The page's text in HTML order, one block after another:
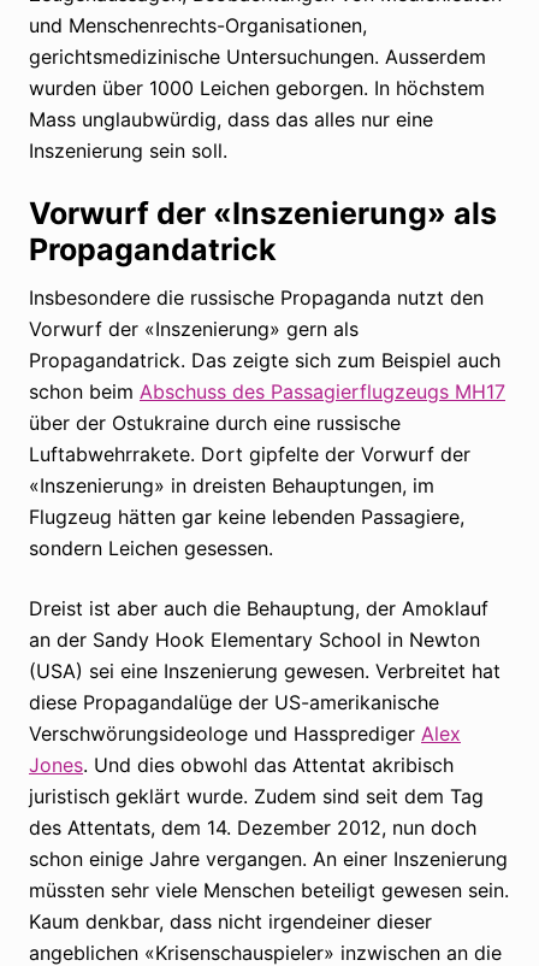
und Menschenrechts-Organisationen,
gerichtsmedizinische Untersuchungen. Ausserdem
wurden über 1000 Leichen geborgen. In höchstem
Mass unglaubwürdig, dass das alles nur eine
Inszenierung sein soll.
Vorwurf der «Inszenierung» als
Propagandatrick
Insbesondere die russische Propaganda nutzt den
Vorwurf der «Inszenierung» gern als
Propagandatrick. Das zeigte sich zum Beispiel auch
schon beim Abschuss des Passagierflugzeugs MH17
über der Ostukraine durch eine russische
Luftabwehrrakete. Dort gipfelte der Vorwurf der
«Inszenierung» in dreisten Behauptungen, im
Flugzeug hätten gar keine lebenden Passagiere,
sondern Leichen gesessen.
Dreist ist aber auch die Behauptung, der Amoklauf
an der Sandy Hook Elementary School in Newton
(USA) sei eine Inszenierung gewesen. Verbreitet hat
diese Propagandalüge der US-amerikanische
Verschwörungsideologe und Hassprediger Alex
Jones. Und dies obwohl das Attentat akribisch
juristisch geklärt wurde. Zudem sind seit dem Tag
des Attentats, dem 14. Dezember 2012, nun doch
schon einige Jahre vergangen. An einer Inszenierung
müssten sehr viele Menschen beteiligt gewesen sein.
Kaum denkbar, dass nicht irgendeiner dieser
angeblichen «Krisenschauspieler» inzwischen an die